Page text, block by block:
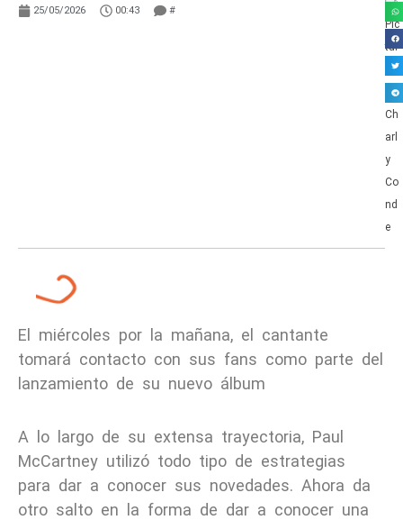
25/05/2026 00:43 #
El miércoles por la mañana, el cantante
tomará contacto con sus fans como parte del
lanzamiento de su nuevo álbum
A lo largo de su extensa trayectoria, Paul
McCartney utilizó todo tipo de estrategias
para dar a conocer sus novedades. Ahora da
otro salto en la forma de dar a conocer una